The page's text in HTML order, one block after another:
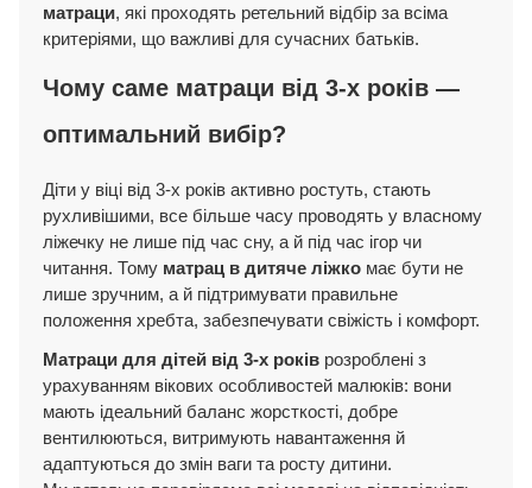
матраци, які проходять ретельний відбір за всіма
критеріями, що важливі для сучасних батьків.
Чому саме матраци від 3-х років —
оптимальний вибір?
Діти у віці від 3-х років активно ростуть, стають
рухливішими, все більше часу проводять у власному
ліжечку не лише під час сну, а й під час ігор чи
читання. Тому матрац в дитяче ліжкомає бути не
лише зручним, а й підтримувати правильне
положення хребта, забезпечувати свіжість і комфорт.
Матраци для дітей від 3-х роківрозроблені з
урахуванням вікових особливостей малюків: вони
мають ідеальний баланс жорсткості, добре
вентилюються, витримують навантаження й
адаптуються до змін ваги та росту дитини.